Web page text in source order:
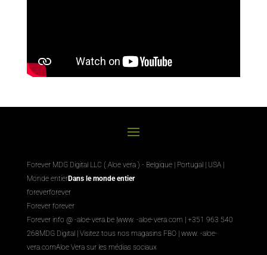
Forever MDG Digital LLC ( Aloe vera ) - Belgique | Portugal | USA |
Monde entierDans le monde entier
foreverforever
Forever forever
Forever info @ -aloe-vera.be |www. -aloe-vera.com | +351 963 540
268MDG Digital| Visitez tous nos magasins FBO| www. -aloe-
vera.comAloe Vera sur les médias sociaux